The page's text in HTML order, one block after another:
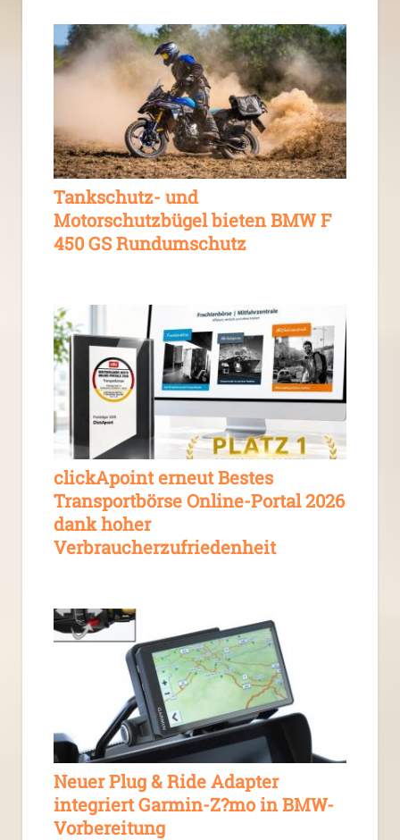
Tankschutz- und
Motorschutzbügel bieten BMW F
450 GS Rundumschutz
clickApoint erneut Bestes
Transportbörse Online-Portal 2026
dank hoher
Verbraucherzufriedenheit
Neuer Plug & Ride Adapter
integriert Garmin-Z?mo in BMW-
Vorbereitung